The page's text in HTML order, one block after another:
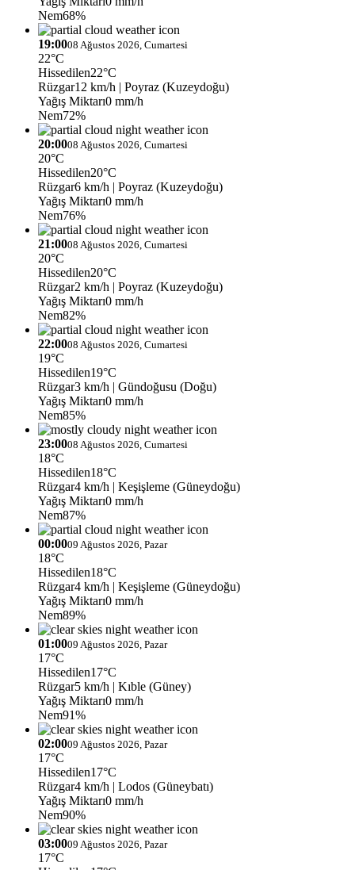
Nem68%
19:0008 Ağustos 2026, Cumartesi
22°C
Hissedilen22°C
Rüzgar12 km/h | Poyraz (Kuzeydoğu)
Yağış Miktarı0 mm/h
Nem72%
20:0008 Ağustos 2026, Cumartesi
20°C
Hissedilen20°C
Rüzgar6 km/h | Poyraz (Kuzeydoğu)
Yağış Miktarı0 mm/h
Nem76%
21:0008 Ağustos 2026, Cumartesi
20°C
Hissedilen20°C
Rüzgar2 km/h | Poyraz (Kuzeydoğu)
Yağış Miktarı0 mm/h
Nem82%
22:0008 Ağustos 2026, Cumartesi
19°C
Hissedilen19°C
Rüzgar3 km/h | Gündoğusu (Doğu)
Yağış Miktarı0 mm/h
Nem85%
23:0008 Ağustos 2026, Cumartesi
18°C
Hissedilen18°C
Rüzgar4 km/h | Keşişleme (Güneydoğu)
Yağış Miktarı0 mm/h
Nem87%
00:0009 Ağustos 2026, Pazar
18°C
Hissedilen18°C
Rüzgar4 km/h | Keşişleme (Güneydoğu)
Yağış Miktarı0 mm/h
Nem89%
01:0009 Ağustos 2026, Pazar
17°C
Hissedilen17°C
Rüzgar5 km/h | Kıble (Güney)
Yağış Miktarı0 mm/h
Nem91%
02:0009 Ağustos 2026, Pazar
17°C
Hissedilen17°C
Rüzgar4 km/h | Lodos (Güneybatı)
Yağış Miktarı0 mm/h
Nem90%
03:0009 Ağustos 2026, Pazar
17°C